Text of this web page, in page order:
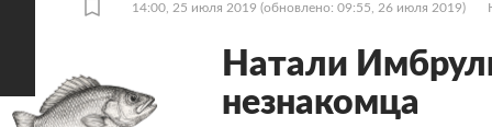
14:00, 25 июля 2019 (обновлено: 09:55, 26 июля 2019)
Натали
незнакомца